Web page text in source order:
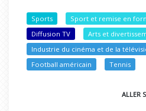
Sports Sport et remise en
Diffusion TV
Arts et
Industrie du cinéma et de la
Football américain
Tennis
ALLER